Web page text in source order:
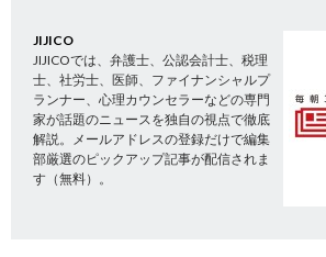
JIJICO
JIJICOでは、弁護士、公認会計士、税理
士、社労士、医師、ファイナンシャルプ
ランナー、心理カウンセラーなどの専門
家が話題のニュースを独自の視点で徹底
解説。メールアドレスの登録だけで編集
部厳選のピックアップ記事が配信されま
す（無料）。